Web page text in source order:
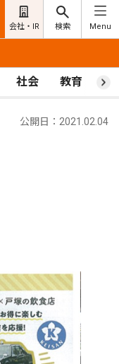
会社・IR 検索 Menu
社会 教育 ス
公開日：2021.02.04